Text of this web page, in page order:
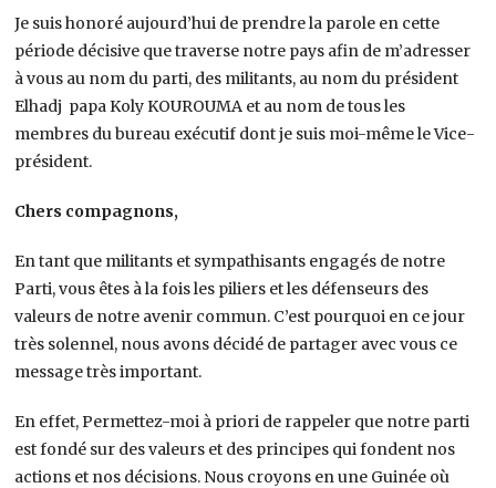
Je suis honoré aujourd’hui de prendre la parole en cette
période décisive que traverse notre pays afin de m’adresser
à vous au nom du parti, des militants, au nom du président
Elhadj papa Koly KOUROUMA et au nom de tous les
membres du bureau exécutif dont je suis moi-même le Vice-
président.
Chers compagnons,
En tant que militants et sympathisants engagés de notre
Parti, vous êtes à la fois les piliers et les défenseurs des
valeurs de notre avenir commun. C’est pourquoi en ce jour
très solennel, nous avons décidé de partager avec vous ce
message très important.
En effet, Permettez-moi à priori de rappeler que notre parti
est fondé sur des valeurs et des principes qui fondent nos
actions et nos décisions. Nous croyons en une Guinée où